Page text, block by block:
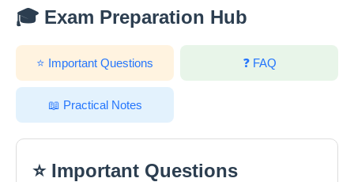
🎓 Exam Preparation Hub
⭐ Important Questions ❓ FAQ
📖 Practical Notes
⭐ Important Questions